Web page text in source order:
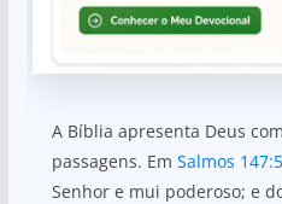
A Bíblia apresenta Deus
passagens. Em Salmos 147:5
Senhor e mui poderoso; e